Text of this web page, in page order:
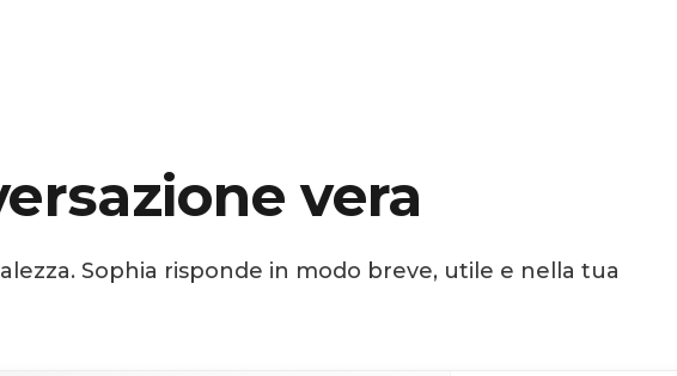
vera
Sophia risponde in modo breve, utile e nella tua